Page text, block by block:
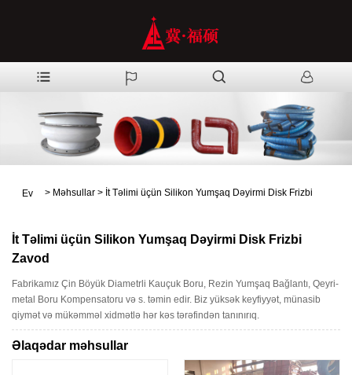
Ev > Məhsullar > İt Təlimi üçün Silikon Yumşaq Dəyirmi Disk Frizbi
İt Təlimi üçün Silikon Yumşaq Dəyirmi Disk Frizbi
Zavod
Fabrikamız Çin Böyük Diametrli Kauçuk Boru, Rezin Yumşaq Bağlantı, Qeyri-
metal Boru Kompensatoru və s. təmin edir. Biz yüksək keyfiyyət, münasib
qiymət və mükəmməl xidmətlə hər kəs tərəfindən tanınırıq.
Əlaqədar məhsullar